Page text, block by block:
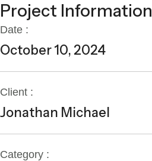
Project Information
Date :
October 10, 2024
Client :
Jonathan Michael
Category :